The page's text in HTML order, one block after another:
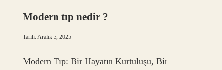
Modern tıp nedir ?
Tarih: Aralık 3, 2025
Modern Tıp: Bir Hayatın Kurtuluşu, Bir